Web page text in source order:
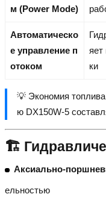
м (Power Mode)
Автоматическо
е управление п
отоком
яет
ки
💡 Экономия
ю DX150W-5
🏗️
Аксиально-
ельностью